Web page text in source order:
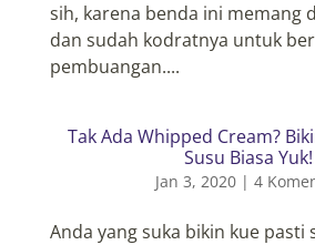
sih, karena benda ini memang
dan sudah kodratnya untuk
pembuangan....
Tak Ada Whipped Cream?
Susu Biasa Yuk!
Jan 3, 2020 |4
Anda yang suka bikin kue pasti